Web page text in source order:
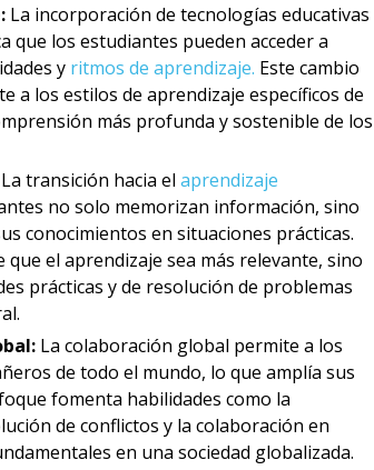
La incorporación de tecnologías educativas
que los estudiantes pueden acceder a
y ritmos de aprendizaje. Este cambio
a los estilos de aprendizaje específicos de
más profunda y sostenible de los
La transición hacia el aprendizaje
no solo memorizan información, sino
conocimientos en situaciones prácticas.
el aprendizaje sea más relevante, sino
prácticas y de resolución de problemas
La colaboración global permite a los
de todo el mundo, lo que amplía sus
fomenta habilidades como la
de conflictos y la colaboración en
en una sociedad globalizada.